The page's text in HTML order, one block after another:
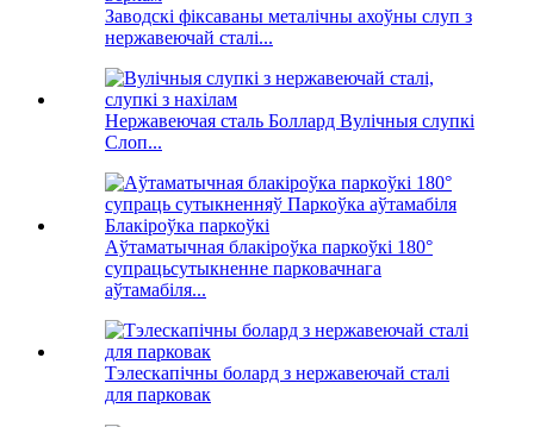
Заводскі фіксаваны металічны ахоўны слуп з
нержавеючай сталі...
Нержавеючая сталь Боллард Вулічныя слупкі
Слоп...
Аўтаматычная блакіроўка паркоўкі 180°
супрацьсутыкненне парковачнага
аўтамабіля...
Тэлескапічны болард з нержавеючай сталі
для парковак